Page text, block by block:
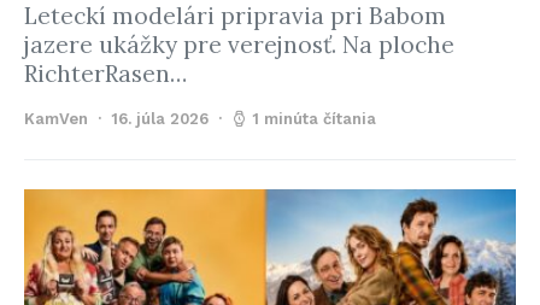
Leteckí modelári pripravia pri Babom
jazere ukážky pre verejnosť. Na ploche
RichterRasen…
KamVen 16. júla 2026 1 minúta čítania